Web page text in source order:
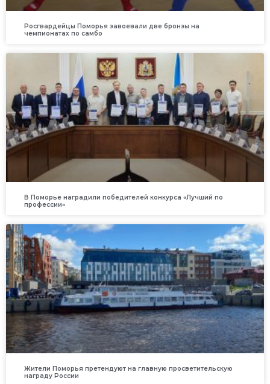
Росгвардейцы Поморья завоевали две бронзы на
чемпионатах по самбо
В Поморье наградили победителей конкурса «Лучший по
профессии»
Жители Поморья претендуют на главную просветительскую
награду России